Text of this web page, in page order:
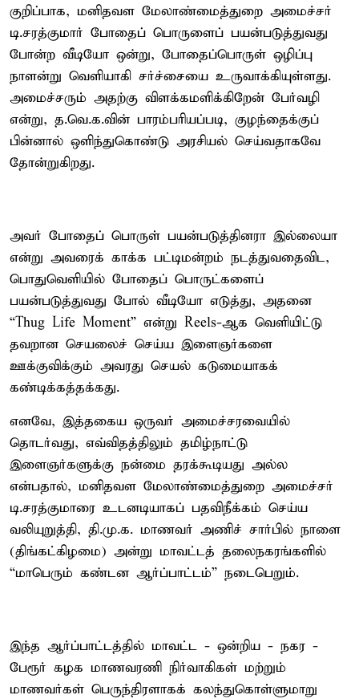
குறிப்பாக, மனிதவள மேலாண்மைத்துறை அமைச்சர்
டி.சரத்குமார் போதைப் பொருளைப் பயன்படுத்துவது
போன்ற வீடியோ ஒன்று, போதைப்பொருள் ஒழிப்பு
நாளன்று வெளியாகி சர்ச்சையை உருவாக்கியுள்ளது.
அமைச்சரும் அதற்கு விளக்கமளிக்கிறேன் பேர்வழி
என்று, த.வெ.க.வின் பாரம்பரியப்படி, குழந்தைக்குப்
பின்னால் ஒளிந்துகொண்டு அரசியல் செய்வதாகவே
தோன்றுகிறது.
அவர் போதைப் பொருள் பயன்படுத்தினரா இல்லையா
என்று அவரைக் காக்க பட்டிமன்றம் நடத்துவதைவிட,
பொதுவெளியில் போதைப் பொருட்களைப்
பயன்படுத்துவது போல் வீடியோ எடுத்து, அதனை
“Thug Life Moment” என்று Reels-ஆக வெளியிட்டு
தவறான செயலைச் செய்ய இளைஞர்களை
ஊக்குவிக்கும் அவரது செயல் கடுமையாகக்
கண்டிக்கத்தக்கது.
எனவே, இத்தகைய ஒருவர் அமைச்சரவையில்
தொடர்வது, எவ்விதத்திலும் தமிழ்நாட்டு
இளைஞர்களுக்கு நன்மை தரக்கூடியது அல்ல
என்பதால், மனிதவள மேலாண்மைத்துறை அமைச்சர்
டி.சரத்குமாரை உடனடியாகப் பதவிநீக்கம் செய்ய
வலியுறுத்தி, தி.மு.க. மாணவர் அணிச் சார்பில் நாளை
(திங்கட்கிழமை) அன்று மாவட்டத் தலைநகரங்களில்
“மாபெரும் கண்டன ஆர்ப்பாட்டம்” நடைபெறும்.
இந்த ஆர்ப்பாட்டத்தில் மாவட்ட - ஒன்றிய - நகர -
பேரூர் கழக மாணவரணி நிர்வாகிகள் மற்றும்
மாணவர்கள் பெருந்திரளாகக் கலந்துகொள்ளுமாறு